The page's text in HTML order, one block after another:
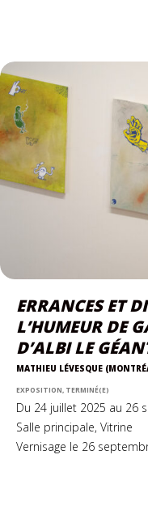
ERRANCES ET
L’HUMEUR DE
D’ALBI LE
MATHIEU LÉVESQUE
EXPOSITION, TERMINÉ(E)
Du 24 juillet 2025 au 26
Salle principale, Vitrine
Vernisage le 26